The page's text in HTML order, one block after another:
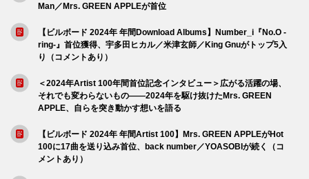
Man／Mrs. GREEN APPLEが首位
【ビルボード 2024年 年間Download Albums】Number_i『No.O -
ring-』首位獲得、宇多田ヒカル／米津玄師／King Gnuがトップ5入
り（コメントあり）
＜2024年Artist 100年間首位記念インタビュー＞広がる活躍の場、
それでも変わらないもの――2024年を駆け抜けたMrs. GREEN
APPLE、自らを突き動かす想いを語る
【ビルボード 2024年 年間Artist 100】Mrs. GREEN APPLEがHot
100に17曲を送り込み首位、back number／YOASOBIが続く（コ
メントあり）